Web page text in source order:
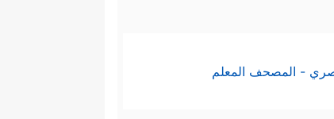
- المصحف المعلم